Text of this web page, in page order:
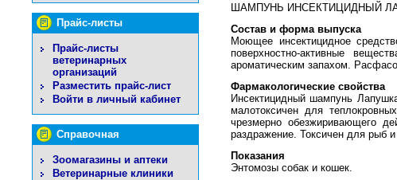
Прайс-листы
Прайс-листы
ветеринарных
организаций
Разместить прайс-лист
Войти в личный кабинет
Справочная
Зоомагазины и аптеки
Ветеринарные клиники
ШАМПУНЬ ИНСЕКТИЦИДНЫЙ
Состав и форма выпуска
Моющее инсектицидное
поверхностно-активные
ароматическим запахом.
Фармакологические свойства
Инсектицидный шампунь
малотоксичен для
чрезмерно обезжиривающего
раздражение. Токсичен для рыб
Показания
Энтомозы собак и кошек.